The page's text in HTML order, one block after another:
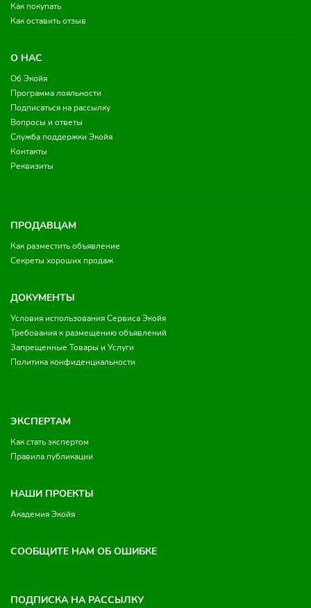
Как покупать
Как оставить отзыв
О НАС
Об Экойя
Программа лояльности
Подписаться на рассылку
Вопросы и ответы
Служба поддержки Экойя
Контакты
Реквизиты
ПРОДАВЦАМ
Как разместить объявление
Секреты хороших продаж
ДОКУМЕНТЫ
Условия использования Сервиса Экойя
Требования к размещению объявлений
Запрещенные Товары и Услуги
Политика конфиденциальности
ЭКСПЕРТАМ
Как стать экспертом
Правила публикации
НАШИ ПРОЕКТЫ
Академия Экойя
СООБЩИТЕ НАМ ОБ ОШИБКЕ
ПОДПИСКА НА РАССЫЛКУ